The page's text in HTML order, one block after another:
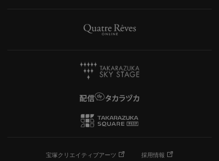
宝塚クリエイティブアーツ
採用情報